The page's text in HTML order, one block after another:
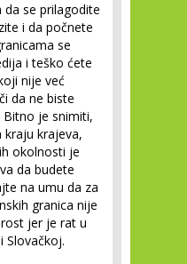
da se prilagodite
i da počnete
se
i teško ćete
nije već
da ne biste
je snimiti,
kraju krajeva,
okolnosti je
da budete
na umu da za
granica nije
jer je rat u
Slovačkoj.